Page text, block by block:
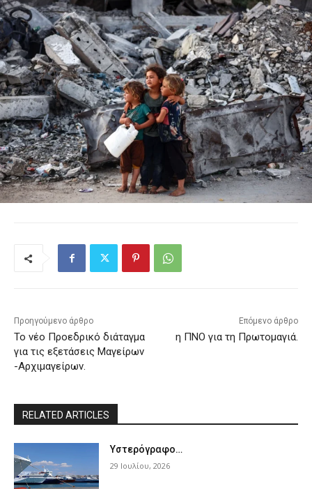
Προηγούμενο άρθρο
Το νέο Προεδρικό διάταγμα
για τις εξετάσεις Μαγείρων
-Αρχιμαγείρων.
Επόμενο άρθρο
η ΠΝΟ για τη Πρωτομαγιά.
RELATED ARTICLES
Υστερόγραφο…
29 Ιουλίου, 2026